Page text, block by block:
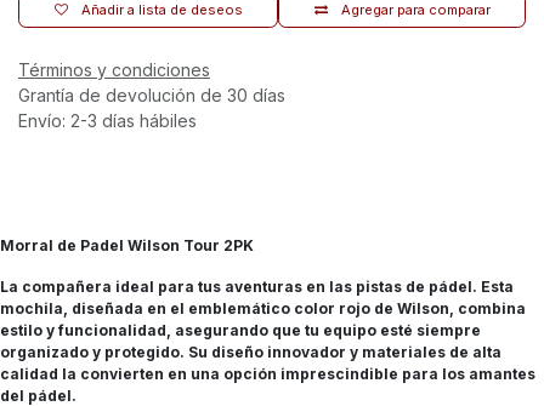
Agregar para comparar
Añadir a lista de deseos
Términos y condiciones
Grantía de devolución de 30 días
Envío: 2-3 días hábiles
Morral de Padel Wilson Tour 2PK
La compañera ideal para tus aventuras en las pistas de pádel. Esta
mochila, diseñada en el emblemático color rojo de Wilson, combina
estilo y funcionalidad, asegurando que tu equipo esté siempre
organizado y protegido. Su diseño innovador y materiales de alta
calidad la convierten en una opción imprescindible para los amantes
del pádel.